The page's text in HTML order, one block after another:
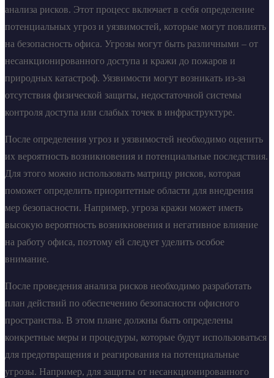
анализа рисков. Этот процесс включает в себя определение
потенциальных угроз и уязвимостей, которые могут повлиять
на безопасность офиса. Угрозы могут быть различными – от
несанкционированного доступа и кражи до пожаров и
природных катастроф. Уязвимости могут возникать из-за
отсутствия физической защиты, недостаточной системы
контроля доступа или слабых точек в инфраструктуре.
После определения угроз и уязвимостей необходимо оценить
их вероятность возникновения и потенциальные последствия.
Для этого можно использовать матрицу рисков, которая
поможет определить приоритетные области для внедрения
мер безопасности. Например, угроза кражи может иметь
высокую вероятность возникновения и негативное влияние
на работу офиса, поэтому ей следует уделить особое
внимание.
После проведения анализа рисков необходимо разработать
план действий по обеспечению безопасности офисного
пространства. В этом плане должны быть определены
конкретные меры и процедуры, которые будут использоваться
для предотвращения и реагирования на потенциальные
угрозы. Например, для защиты от несанкционированного